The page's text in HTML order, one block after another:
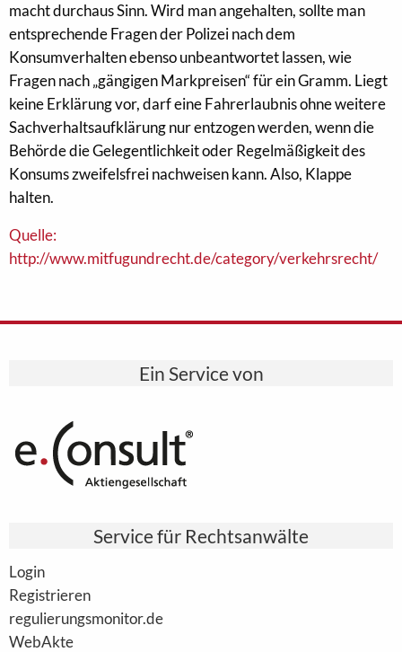
macht durchaus Sinn. Wird man angehalten, sollte man
entsprechende Fragen der Polizei nach dem
Konsumverhalten ebenso unbeantwortet lassen, wie
Fragen nach „gängigen Markpreisen“ für ein Gramm. Liegt
keine Erklärung vor, darf eine Fahrerlaubnis ohne weitere
Sachverhaltsaufklärung nur entzogen werden, wenn die
Behörde die Gelegentlichkeit oder Regelmäßigkeit des
Konsums zweifelsfrei nachweisen kann. Also, Klappe
halten.
Quelle:
http://www.mitfugundrecht.de/category/verkehrsrecht/
Ein Service von
Service für Rechtsanwälte
Login
Registrieren
regulierungsmonitor.de
WebAkte